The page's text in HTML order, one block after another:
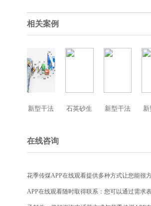
相关案例
新型干法
石花季视
频APP下
石英砂生
新型干法
APP下载
新
频
在线咨询
花季传煤APP在线观看提供多种方式让您能很
APP在线观看随时取得联系：您可以通过需求表